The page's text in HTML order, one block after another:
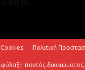
Cookies Πολιτική
παντός δικαιώματος.